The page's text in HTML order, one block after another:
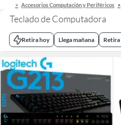
Accesorios Computación y Periféricos
Teclado de Computadora
Retira hoy Llega mañana Retira